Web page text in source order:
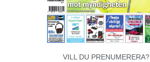
VILL DU PRENUMERERA?